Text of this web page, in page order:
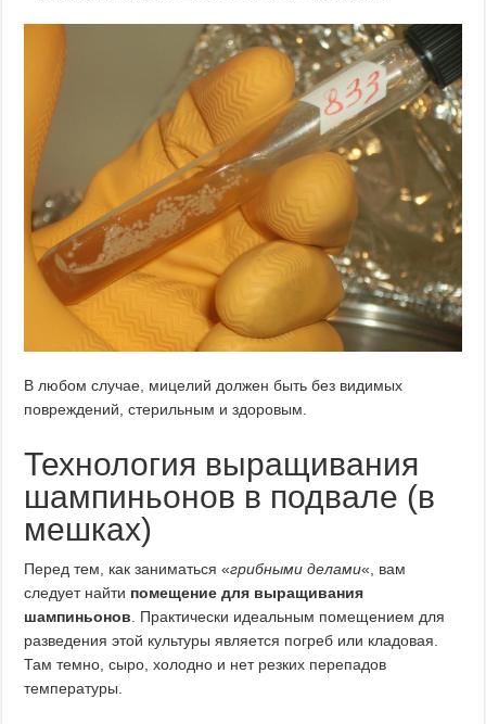
В любом случае, мицелий должен быть без видимых
повреждений, стерильным и здоровым.
Технология выращивания
шампиньонов в подвале (в
мешках)
Перед тем, как заниматься «грибными делами«, вам
следует найти помещение для выращивания
шампиньонов. Практически идеальным помещением для
разведения этой культуры является погреб или кладовая.
Там темно, сыро, холодно и нет резких перепадов
температуры.